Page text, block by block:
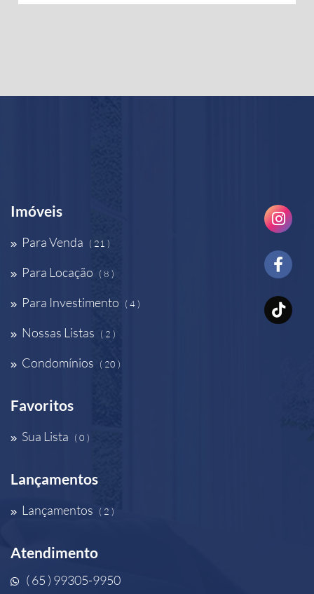
Imóveis
Para Venda ( 21 )
Para Locação ( 8 )
Para Investimento ( 4 )
Nossas Listas ( 2 )
Condomínios ( 20 )
Favoritos
Sua Lista ( 0 )
Lançamentos
Lançamentos ( 2 )
Atendimento
( 65 ) 99305-9950